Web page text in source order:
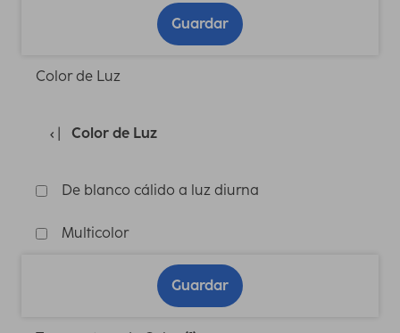
Guardar
Color de Luz
Color de Luz
De blanco cálido a luz diurna
Multicolor
Guardar